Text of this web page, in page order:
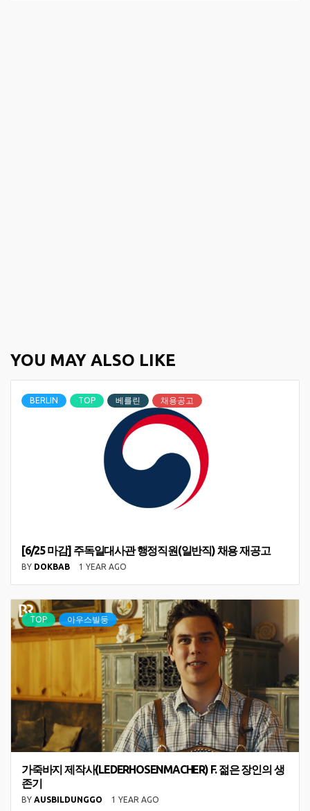
YOU MAY ALSO LIKE
BERLIN TOP 베를린 채용공고
[6/25 마감] 주독일대사관 행정직원(일반직) 채용 재공고
BY DOKBAB 1 YEAR AGO
TOP 아우스빌둥
가죽바지 제작사(LEDERHOSENMACHER) F. 젊은 장인의 생
존기
BY AUSBILDUNGGO 1 YEAR AGO